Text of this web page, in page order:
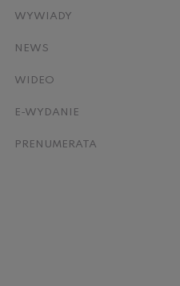
WYWIADY
NEWS
WIDEO
E-WYDANIE
PRENUMERATA